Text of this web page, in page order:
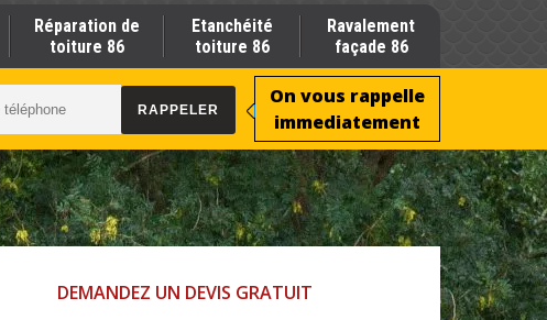
Réparation de
toiture 86
Etanchéité
toiture 86
Ravalement
façade 86
On vous rappelle
immediatement
DEMANDEZ UN DEVIS GRATUIT